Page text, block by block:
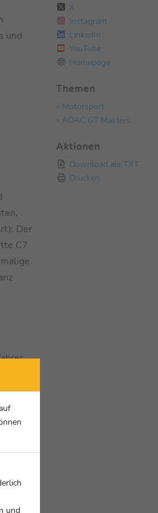
und
Der
C7
A,
(22/A)
Ein
LMS
X
Instagram
LinkedIn
YouTube
Homepage
Themen
» Motorsport
» ADAC GT Masters
Aktionen
Download als TXT
Drucken
und